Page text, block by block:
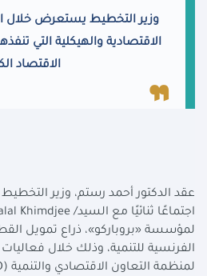
وزير التخطيط يستعرض خلال
الاقتصادية والهيكلية التي
الاقتصاد
عقد الدكتور أحمد رستم، وزير التخطيط
اجتماعًا ثنائيًا مع السيد/ Khimdjee
لمؤسسة «بروباركو»، ذراع تمويل
الفرنسية للتنمية، وذلك خلال
لمنظمة التعاون الاقتصادي والتنمية (